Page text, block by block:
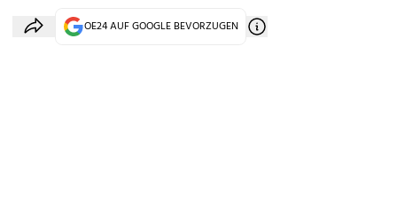
OE24 AUF GOOGLE BEVORZUGEN